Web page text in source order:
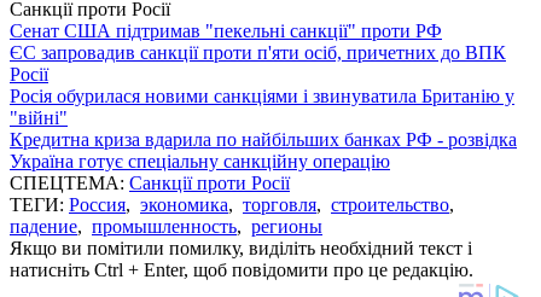
Санкції проти Росії
Сенат США підтримав "пекельні санкції" проти РФ
ЄС запровадив санкції проти п'яти осіб, причетних до ВПК
Росії
Росія обурилася новими санкціями і звинуватила Британію у
"війні"
Кредитна криза вдарила по найбільших банках РФ - розвідка
Україна готує спеціальну санкційну операцію
СПЕЦТЕМА: Санкції проти Росії
ТЕГИ: Россия, экономика, торговля, строительство,
падение, промышленность, регионы
Якщо ви помітили помилку, виділіть необхідний текст і
натисніть Ctrl + Enter, щоб повідомити про це редакцію.